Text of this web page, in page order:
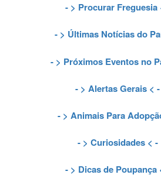
- > Procurar Freguesia
- > Últimas Notícias do
- > Próximos Eventos no
- > Alertas Gerais < -
- > Animais Para
- > Curiosidades< -
- > Dicas de Poupança